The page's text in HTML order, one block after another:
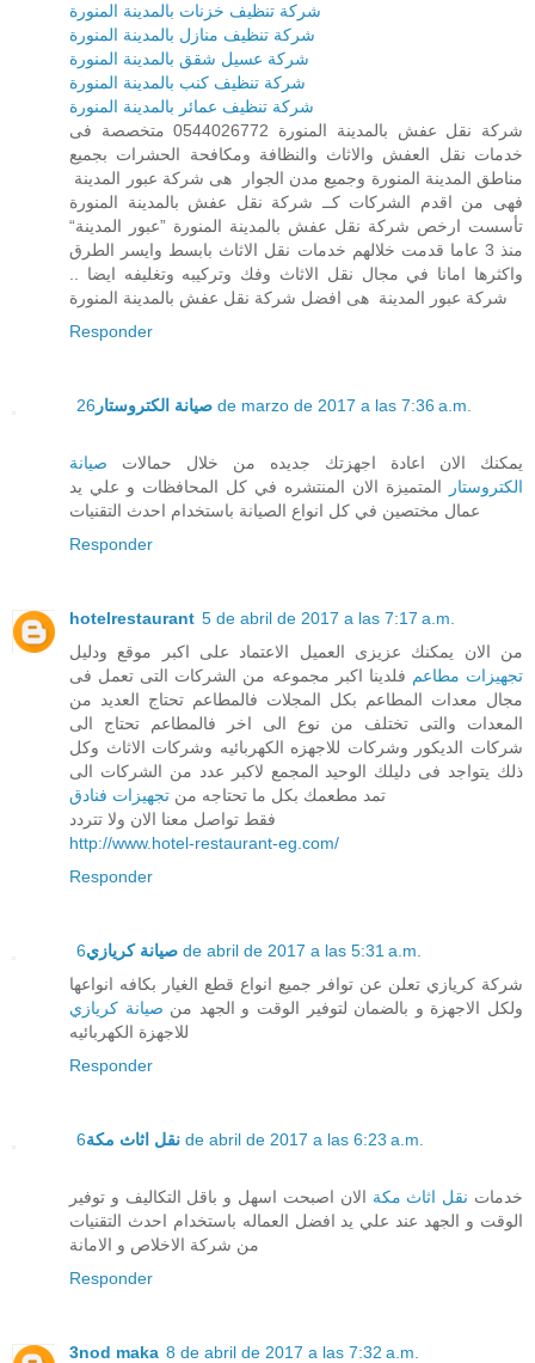
شركة تنظيف خزنات بالمدينة المنورة
شركة تنظيف منازل بالمدينة المنورة
شركة عسيل شقق بالمدينة المنورة
شركة تنظيف كنب بالمدينة المنورة
شركة تنظيف عمائر بالمدينة المنورة
شركة نقل عفش بالمدينة المنورة 0544026772 متخصصة فى
خدمات نقل العفش والاثاث والنظافة ومكافحة الحشرات بجميع
مناطق المدينة المنورة وجميع مدن الجوار هى شركة عبور المدينة
فهى من اقدم الشركات كــ شركة نقل عفش بالمدينة المنورة
تأسست ارخص شركة نقل عفش بالمدينة المنورة ”عبور المدينة“
منذ 3 عاما قدمت خلالهم خدمات نقل الاثاث بابسط وايسر الطرق
واكثرها امانا في مجال نقل الاثاث وفك وتركيبه وتغليفه ايضا ..
شركة عبور المدينة هى افضل شركة نقل عفش بالمدينة المنورة
Responder
صيانة الكتروستار 26 de marzo de 2017 a las 7:36 a.m.
يمكنك الان اعادة اجهزتك جديده من خلال حمالات صيانة
الكتروستار
المتميزة الان المنتشره في كل المحافظات و علي يد
عمال مختصين في كل انواع الصيانة باستخدام احدث التقنيات
Responder
hotelrestaurant 5 de abril de 2017 a las 7:17 a.m.
من الان يمكنك عزيزى العميل الاعتماد على اكبر موقع ودليل
تجهيزات مطاعم فلدينا اكبر مجموعه من الشركات التى تعمل فى
مجال معدات المطاعم بكل المجلات فالمطاعم تحتاج العديد من
المعدات والتى تختلف من نوع الى اخر فالمطاعم تحتاج الى
شركات الديكور وشركات للاجهزه الكهربائيه وشركات الاثاث وكل
ذلك يتواجد فى دليلك الوحيد المجمع لاكبر عدد من الشركات الى
تمد مطعمك بكل ما تحتاجه من تجهيزات فنادق
فقط تواصل معنا الان ولا تتردد
http://www.hotel-restaurant-eg.com/
Responder
صيانة كريازي 6 de abril de 2017 a las 5:31 a.m.
شركة كريازي تعلن عن توافر جميع انواع قطع الغيار بكافه انواعها
ولكل الاجهزة و بالضمان لتوفير الوقت و الجهد من صيانة كريازي
للاجهزة الكهربائيه
Responder
نقل اثاث مكة 6 de abril de 2017 a las 6:23 a.m.
خدمات نقل اثاث مكة الان اصبحت اسهل و باقل التكاليف و توفير
الوقت و الجهد عند علي يد افضل العماله باستخدام احدث التقنيات
من شركة الاخلاص و الامانة
Responder
3nod maka 8 de abril de 2017 a las 7:32 a.m.